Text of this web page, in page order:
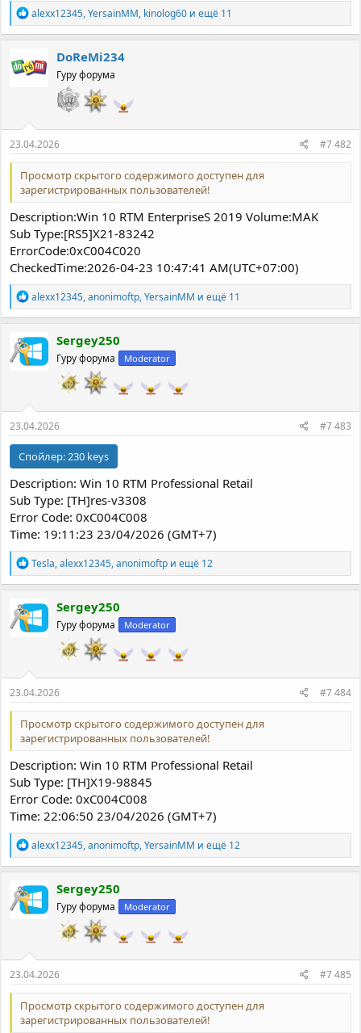
Р
е
а
ц
и
alexx12345,YersainMM, kinolog60 и ещё 11
DoReMi234
Гуру форума
23.04.2026 #7 482
Просмотр скрытого содержимого доступен для
зарегистрированных пользователей!
Description:Win 10 RTM EnterpriseS 2019 Volume:MAK
Sub Type:[RS5]X21-83242
ErrorCode:0xC004C020
CheckedTime:2026-04-23 10:47:41 AM(UTC+07:00)
Р
е
а
к
ц
и
alexx12345,anonimoftp,YersainMM и ещё 11
Sergey250
Гуру форума Moderator
23.04.2026 #7 483
Спойлер:230 keys
Description: Win 10 RTM Professional Retail
Sub Type: [TH]res-v3308
Error Code: 0xC004C008
Time: 19:11:23 23/04/2026 (GMT+7)
Р
е
а
к
ц
и
Tesla,alexx12345,anonimoftp и ещё 12
Sergey250
Гуру форума Moderator
23.04.2026 #7 484
Просмотр скрытого содержимого доступен для
зарегистрированных пользователей!
Description: Win 10 RTM Professional Retail
Sub Type: [TH]X19-98845
Error Code: 0xC004C008
Time: 22:06:50 23/04/2026 (GMT+7)
Р
е
а
к
ц
и
alexx12345,anonimoftp,YersainMM и ещё 12
Sergey250
Гуру форума Moderator
23.04.2026 #7 485
Просмотр скрытого содержимого доступен для
зарегистрированных пользователей!